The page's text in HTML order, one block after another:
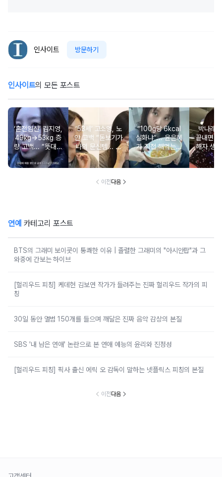
인사이트 방문하기
인사이트의 모든 포스트
‘혼전임신’ 김지영,
49kg→53kg 증
량 고백... “뜻대로
안돼”
‘53세’ 고소영, 노
안 고백 “돋보기가
나의 문신템... 받
아들이기로 했다”
“100g당 6kcal
실화냐”... 윤은혜
가 직접 해먹는다
는 ‘저칼로리 건강
밥’ 레시피, 난리
박나래
끝내면
해자 생
이전다음
연예 카테고리 포스트
BTS의 그래미 보이콧이 통쾌한 이유 | 졸렬한 그래미의 "아시안팝"과 그
와중에 간보는 하이브
[헐리우드 피칭] 케데헌 김보연 작가가 들려주는 진짜 헐리우드 작가의 피
칭
30일 동안 앨범 150개를 들으며 깨달은 진짜 음악 감상의 본질
SBS '내 남은 연애' 논란으로 본 연애 예능의 윤리와 진정성
[헐리우드 피칭] 픽사 출신 에릭 오 감독이 말하는 넷플릭스 피칭의 본질
이전다음